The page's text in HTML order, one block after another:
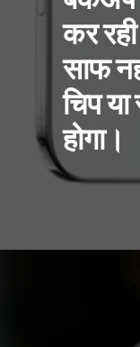
कर
साफ
चिप
होगा।